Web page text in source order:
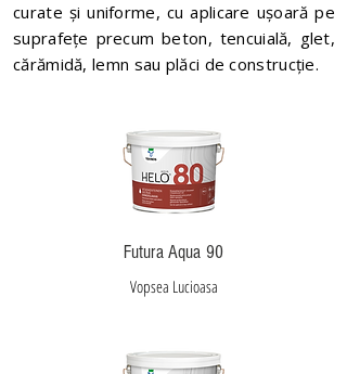
curate și uniforme, cu aplicare ușoară pe
suprafețe precum beton, tencuială, glet,
cărămidă, lemn sau plăci de construcție.
Futura Aqua 90
Vopsea Lucioasa